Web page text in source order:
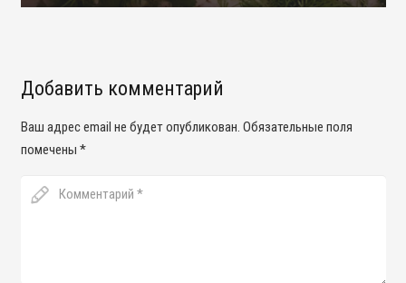
Добавить комментарий
Ваш адрес email не будет опубликован. Обязательные поля
помечены *